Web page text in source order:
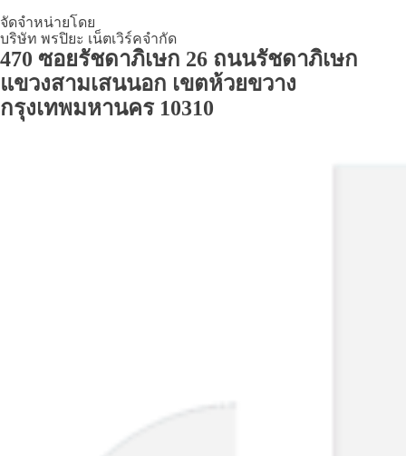
จัดจำหน่ายโดย
บริษัท พรปิยะ เน็ตเวิร์คจำกัด
470 ซอยรัชดาภิเษก 26 ถนนรัชดาภิเษก
แขวงสามเสนนอก เขตห้วยขวาง
กรุงเทพมหานคร 10310